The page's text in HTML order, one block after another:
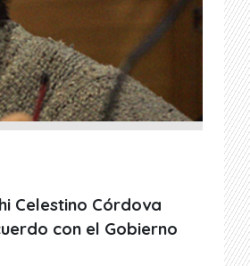
Celestino Córdova
con el Gobierno